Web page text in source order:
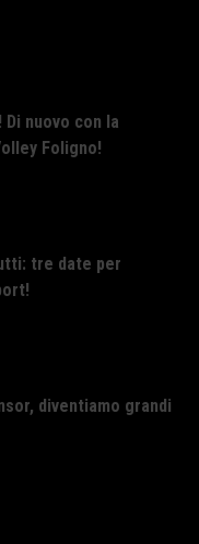
nuovo con la
Foligno!
tre date per
diventiamo grandi